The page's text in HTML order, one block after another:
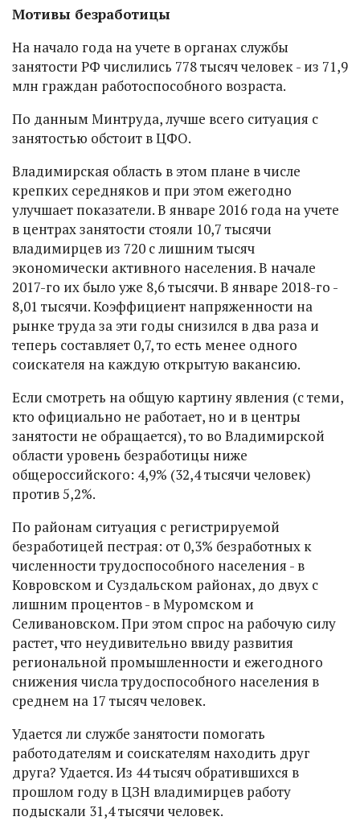
Мотивы безработицы
На начало года на учете в органах службы
занятости РФ числились 778 тысяч человек - из 71,9
млн граждан работоспособного возраста.
По данным Минтруда, лучше всего ситуация с
занятостью обстоит в ЦФО.
Владимирская область в этом плане в числе
крепких середняков и при этом ежегодно
улучшает показатели. В январе 2016 года на учете
в центрах занятости стояли 10,7 тысячи
владимирцев из 720 с лишним тысяч
экономически активного населения. В начале
2017-го их было уже 8,6 тысячи. В январе 2018-го -
8,01 тысячи. Коэффициент напряженности на
рынке труда за эти годы снизился в два раза и
теперь составляет 0,7, то есть менее одного
соискателя на каждую открытую вакансию.
Если смотреть на общую картину явления (с теми,
кто официально не работает, но и в центры
занятости не обращается), то во Владимирской
области уровень безработицы ниже
общероссийского: 4,9% (32,4 тысячи человек)
против 5,2%.
По районам ситуация с регистрируемой
безработицей пестрая: от 0,3% безработных к
численности трудоспособного населения - в
Ковровском и Суздальском районах, до двух с
лишним процентов - в Муромском и
Селивановском. При этом спрос на рабочую силу
растет, что неудивительно ввиду развития
региональной промышленности и ежегодного
снижения числа трудоспособного населения в
среднем на 17 тысяч человек.
Удается ли службе занятости помогать
работодателям и соискателям находить друг
друга? Удается. Из 44 тысяч обратившихся в
прошлом году в ЦЗН владимирцев работу
подыскали 31,4 тысячи человек.